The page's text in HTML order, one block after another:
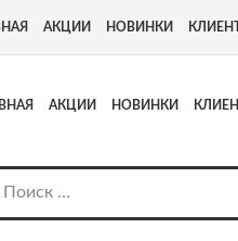
Адрес: г. Москва,
АКЦИИ НОВИНКИ
АКЦИИ НОВИНКИ